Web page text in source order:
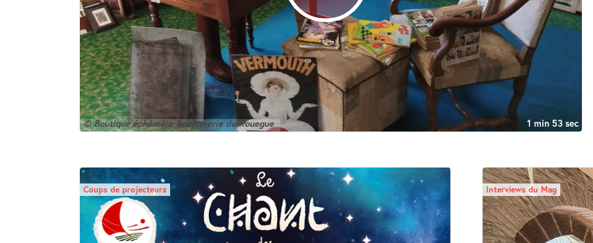
© Boutique éphémère Recycmerie du Rouegue 1 min 53 sec
Coups de projecteurs Interviews du Mag